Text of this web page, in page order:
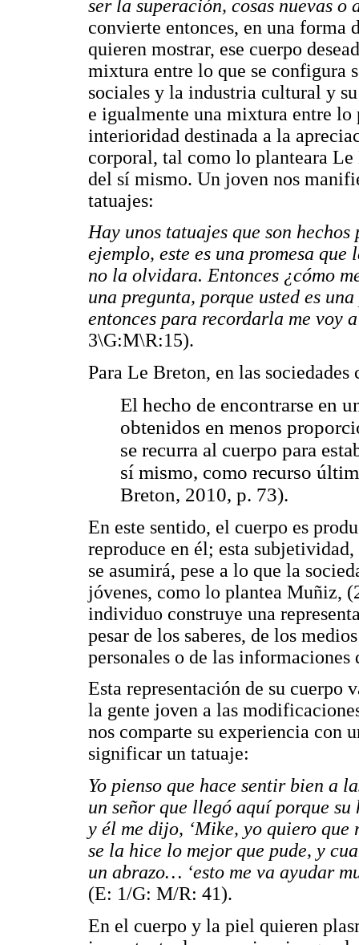
ser la superación, cosas nuevas o
convierte entonces, en una forma
quieren mostrar, ese cuerpo
mixtura entre lo que se configura
sociales y la industria cultural y
e igualmente una mixtura entre
interioridad destinada a la
corporal, tal como lo planteara
del sí mismo. Un joven nos
tatuajes:
Hay unos tatuajes que son
ejemplo, este es una promesa
no la olvidara. Entonces ¿cómo
una pregunta, porque usted es
entonces para recordarla me voy
3\G:M\R:15).
Para Le Breton, en las sociedades
El hecho de encontrarse en
obtenidos en menos
se recurra al cuerpo para
sí mismo, como recurso
Breton, 2010, p. 73).
En este sentido, el cuerpo es
reproduce en él; esta
se asumirá, pese a lo que la
jóvenes, como lo plantea Muñiz,
individuo construye una
pesar de los saberes, de los
personales o de las
Esta representación de su cuerpo
la gente joven a las
nos comparte su experiencia con
significar un tatuaje:
Yo pienso que hace sentir bien a
un señor que llegó aquí porque
y él me dijo, ‘Mike, yo quiero
se la hice lo mejor que pude, y
un abrazo… ‘esto me va ayudar
(E: 1/G: M/R: 41).
En el cuerpo y la piel quieren